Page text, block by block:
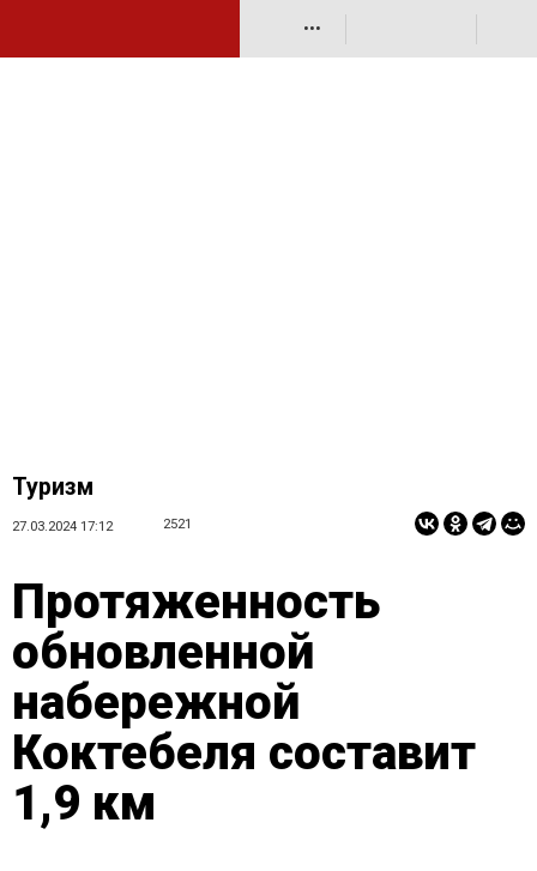
•••
Туризм
27.03.2024 17:12 2521
Протяженность
обновленной
набережной
Коктебеля составит
1,9 км